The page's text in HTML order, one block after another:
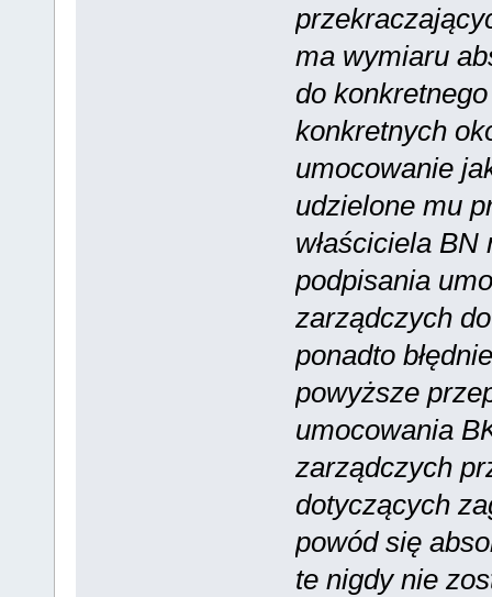
ma wymiaru
do
konkretnych
umocowanie
udzielone mu
właściciela
podpisania
zarządczych
ponadto
powyższe
umocowania
zarządczych
dotyczących
powód się
te nigdy nie